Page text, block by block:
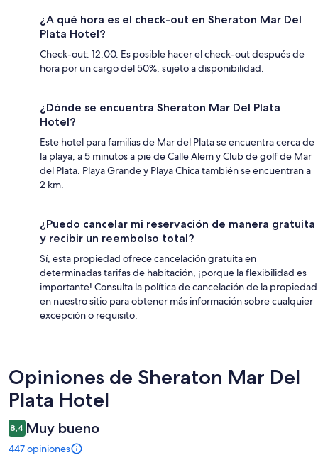
¿A qué hora es el check-out en Sheraton Mar Del
Plata Hotel?
Check-out: 12:00. Es posible hacer el check-out después de
hora por un cargo del 50%, sujeto a disponibilidad.
¿Dónde se encuentra Sheraton Mar Del Plata
Hotel?
Este hotel para familias de Mar del Plata se encuentra cerca de
la playa, a 5 minutos a pie de Calle Alem y Club de golf de Mar
del Plata. Playa Grande y Playa Chica también se encuentran a
2 km.
¿Puedo cancelar mi reservación de manera gratuita
y recibir un reembolso total?
Sí, esta propiedad ofrece cancelación gratuita en
determinadas tarifas de habitación, ¡porque la flexibilidad es
importante! Consulta la política de cancelación de la propiedad
en nuestro sitio para obtener más información sobre cualquier
excepción o requisito.
Opiniones
Opiniones de Sheraton Mar Del
Plata Hotel
8,4 Muy bueno
447 opiniones